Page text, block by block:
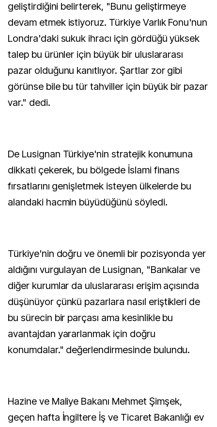
geliştirdiğini belirterek, "Bunu geliştirmeye
devam etmek istiyoruz. Türkiye Varlık Fonu'nun
Londra'daki sukuk ihracı için gördüğü yüksek
talep bu ürünler için büyük bir uluslararası
pazar olduğunu kanıtlıyor. Şartlar zor gibi
görünse bile bu tür tahviller için büyük bir pazar
var." dedi.
De Lusignan Türkiye'nin stratejik konumuna
dikkati çekerek, bu bölgede İslami finans
fırsatlarını genişletmek isteyen ülkelerde bu
alandaki hacmin büyüdüğünü söyledi.
Türkiye'nin doğru ve önemli bir pozisyonda yer
aldığını vurgulayan de Lusignan, "Bankalar ve
diğer kurumlar da uluslararası erişim açısında
düşünüyor çünkü pazarlara nasıl eriştikleri de
bu sürecin bir parçası ama kesinlikle bu
avantajdan yararlanmak için doğru
konumdalar." değerlendirmesinde bulundu.
Hazine ve Maliye Bakanı Mehmet Şimşek,
geçen hafta İngiltere İş ve Ticaret Bakanlığı ev